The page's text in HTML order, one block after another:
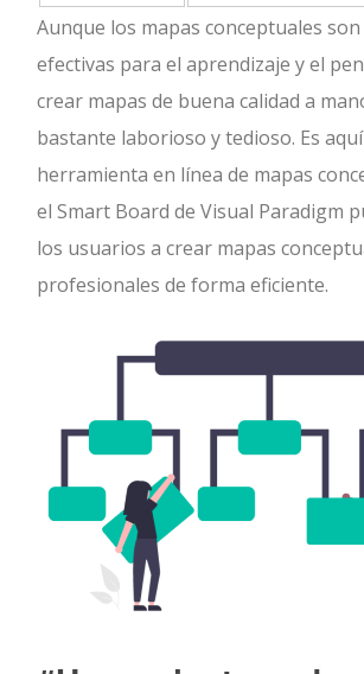
Aunque los mapas conceptuales
efectivas para el aprendizaje y el
crear mapas de buena calidad a
bastante laborioso y tedioso. Es
herramienta en línea de mapas
el Smart Board de Visual Paradigm
los usuarios a crear mapas
profesionales de forma eficiente.